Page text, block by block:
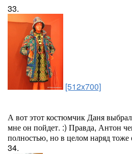
33.
[512x700]
А вот этот костюмчик Даня
мне он пойдет. :) Правда, Антон
полностью, но в целом наряд тоже
34.